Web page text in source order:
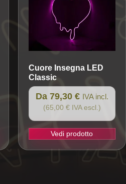
CuoreInsegna LED
Classic
Da 79,30 € IVA incl.
(65,00 € IVA escl.)
Vedi prodotto